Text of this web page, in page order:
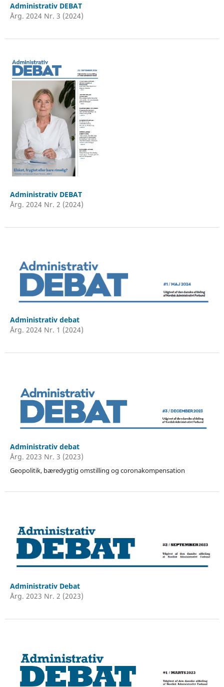
Administrativ DEBAT
Årg. 2024 Nr. 3 (2024)
Administrativ DEBAT
Årg. 2024 Nr. 2 (2024)
Administrativ debat
Årg. 2024 Nr. 1 (2024)
Administrativ debat
Årg. 2023 Nr. 3 (2023)
Geopolitik, bæredygtig omstilling og coronakompensation
Administrativ Debat
Årg. 2023 Nr. 2 (2023)